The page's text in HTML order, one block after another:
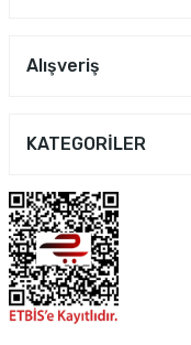
Alışveriş
KATEGORİLER